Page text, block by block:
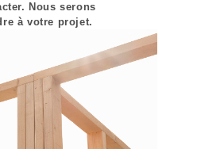
Nous serons
à votre projet.